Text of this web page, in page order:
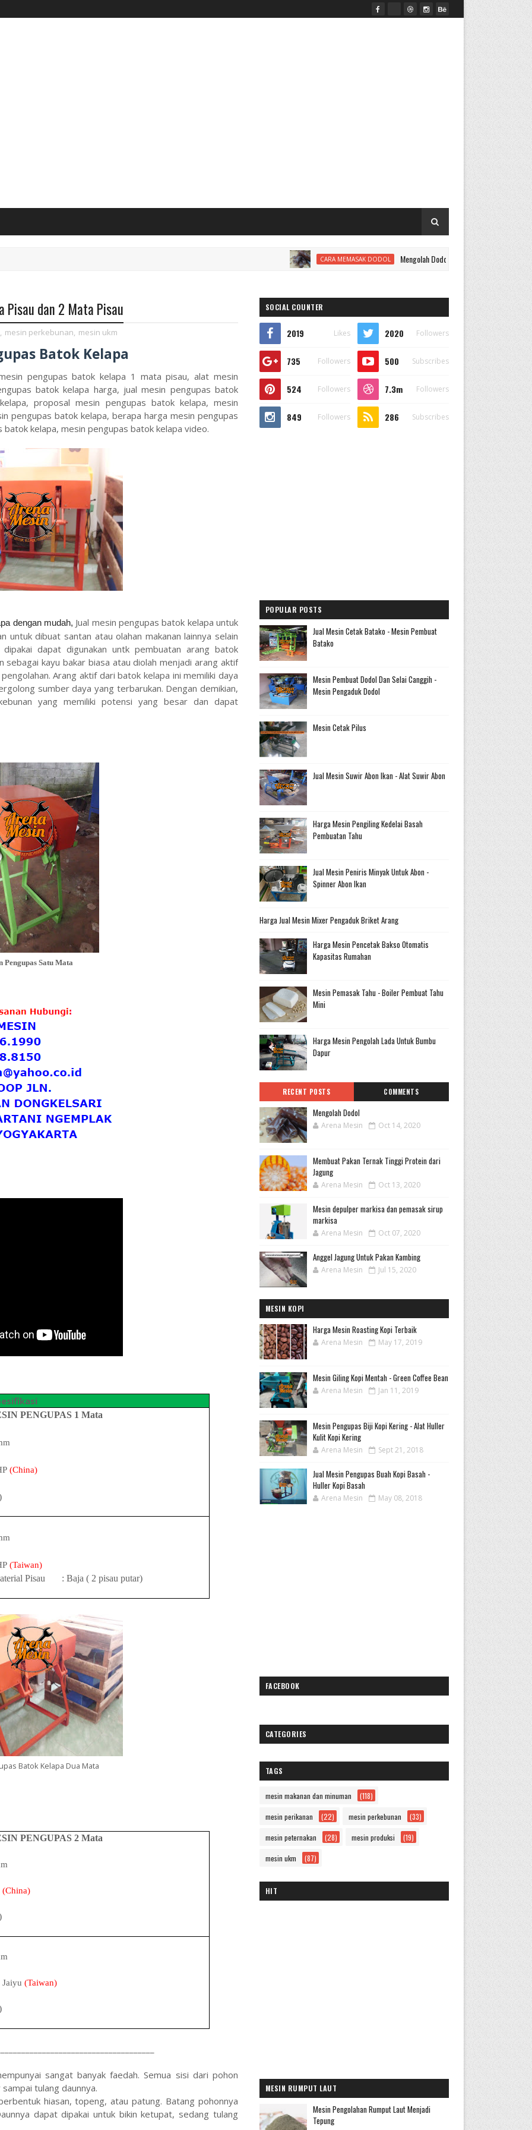
CARA MEMASAK DODOL Mengolah Dodol ALAT MESIN
Pisau dan 2 Mata Pisau
, mesin perkebunan, mesin ukm
Batok Kelapa
pengupas batok kelapa 1 mata pisau, alat mesin
batok kelapa harga, jual mesin pengupas batok
proposal mesin pengupas batok kelapa, mesin
pengupas batok kelapa, berapa harga mesin pengupas
kelapa, mesin pengupas batok kelapa video.
dengan mudah, Jual mesin pengupas batok kelapa untuk
untuk dibuat santan atau olahan makanan lainnya selain
dapat digunakan untk pembuatan arang batok
sebagai kayu bakar biasa atau diolah menjadi arang aktif
Arang aktif dari batok kelapa ini memiliki daya
sumber daya yang terbarukan. Dengan demikian,
yang memiliki potensi yang besar dan dapat
Pengupas Satu Mata
PENGUPAS 1 Mata
(China)
(Taiwan)
Pisau : Baja ( 2 pisau putar)
Batok Kelapa Dua Mata
PENGUPAS 2 Mata
(China)
Jaiyu (Taiwan)
sangat banyak faedah. Semua sisi dari pohon
tulang daunnya.
hiasan, topeng, atau patung. Batang pohonnya
dapat dipakai untuk bikin ketupat, sedang tulang
SOCIAL COUNTER
2019 Likes 2020 Followers
735 Followers 500 Subscribes
524 Followers 7.3m Followers
849 Followers 286 Subscribes
POPULAR POSTS
Jual Mesin Cetak Batako - Mesin Pembuat
Batako
Mesin Pembuat Dodol Dan Selai Canggih -
Mesin Pengaduk Dodol
Mesin Cetak Pilus
Jual Mesin Suwir Abon Ikan - Alat Suwir Abon
Harga Mesin Pengiling Kedelai Basah
Pembuatan Tahu
Jual Mesin Peniris Minyak Untuk Abon -
Spinner Abon Ikan
Harga Jual Mesin Mixer Pengaduk Briket Arang
Harga Mesin Pencetak Bakso Otomatis
Kapasitas Rumahan
Mesin Pemasak Tahu - Boiler Pembuat Tahu
Mini
Harga Mesin Pengolah Lada Untuk Bumbu
Dapur
RECENT POSTS COMMENTS
Mengolah Dodol
Arena Mesin Oct 14, 2020
Membuat Pakan Ternak Tinggi Protein dari
Jagung
Arena Mesin Oct 13, 2020
Mesin depulper markisa dan pemasak sirup
markisa
Arena Mesin Oct 07, 2020
Anggel Jagung Untuk Pakan Kambing
Arena Mesin Jul 15, 2020
MESIN KOPI
Harga Mesin Roasting Kopi Terbaik
Arena Mesin May 17, 2019
Mesin Giling Kopi Mentah - Green Coffee Bean
Arena Mesin Jan 11, 2019
Mesin Pengupas Biji Kopi Kering - Alat Huller
Kulit Kopi Kering
Arena Mesin Sept 21, 2018
Jual Mesin Pengupas Buah Kopi Basah -
Huller Kopi Basah
Arena Mesin May 08, 2018
FACEBOOK
CATEGORIES
TAGS
mesin makanan dan minuman (118)
mesin perikanan (22) mesin perkebunan (33)
mesin peternakan (28) mesin produksi (19)
mesin ukm (87)
HIT
MESIN RUMPUT LAUT
Mesin Pengolahan Rumput Laut Menjadi
Tepung